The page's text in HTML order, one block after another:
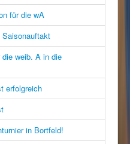
für die wA
Saisonauftakt
weib. A in die
erfolgreich
in Bortfeld!